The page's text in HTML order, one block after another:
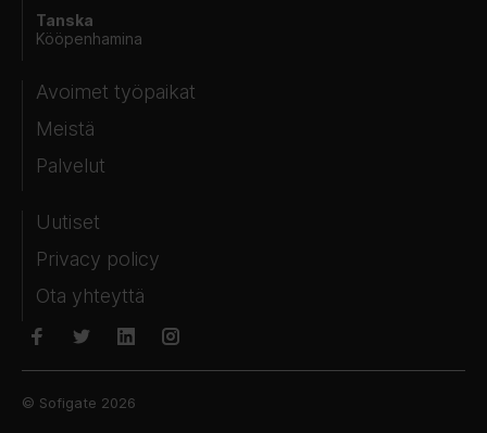
Tanska
Kööpenhamina
Avoimet työpaikat
Meistä
Palvelut
Uutiset
Privacy policy
Ota yhteyttä
© Sofigate 2026